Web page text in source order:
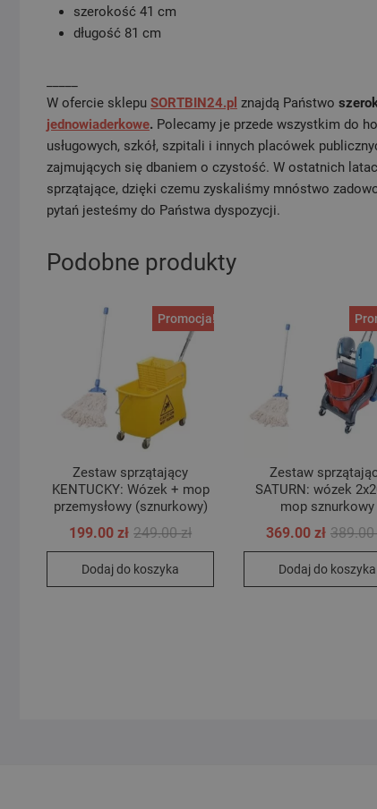
szerokość 41 cm
długość 81 cm
W ofercie sklepu SORTBIN24.pl znajdą Państwo
jednowiaderkowe. Polecamy je przede wszystkim do
usługowych, szkół, szpitali i innych placówek
zajmujących się dbaniem o czystość. W ostatnich
sprzątające, dzięki czemu zyskaliśmy mnóstwo
pytań jesteśmy do Państwa dyspozycji.
Podobne produkty
Promocja!
Zestaw sprzątający
KENTUCKY: Wózek + mop
przemysłowy (sznurkowy)
249.00złPierwotna
199.00zł
Aktualna
Dodaj do koszyka
Zestaw
SATURN: wózek
mop sznurkowy
389.00
369.00 zł
Dodaj do koszyka